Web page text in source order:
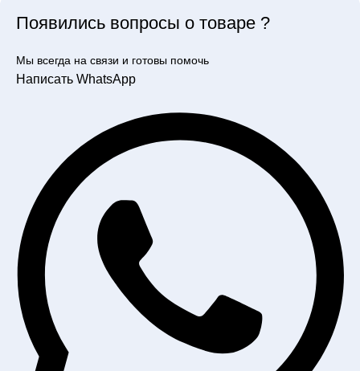
Появились вопросы о товаре ?
Мы всегда на связи и готовы помочь
Написать WhatsApp